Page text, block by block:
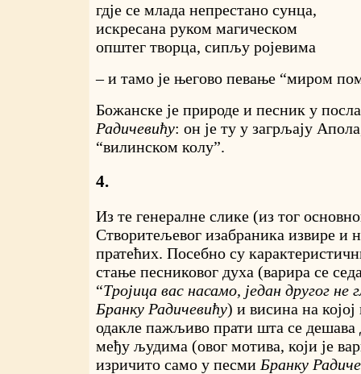
гдје се млада непрестано сунца,
искресана руком магическом
општег творца, сипљу ројевима
– и тамо је његово певање “миром
Божанске је природе и песник у
Радичевићу: он је ту у загрљају
“вилинском колу”.
4.
Из те генералне слике (из тог
Створитељевог изабраника извире и
пратећих. Посебно су
стање песниковог духа (варира се
“Тројица вас насамо, један другог не
Бранку Радичевићу) и висина на
одакле пажљиво прати шта се дешава
међу људима (овог мотива, који је
изричито само у песми Бранку